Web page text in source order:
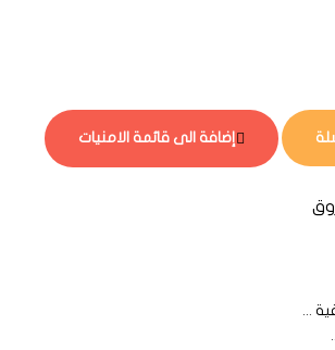
إضافة الى قائمة الامنيات